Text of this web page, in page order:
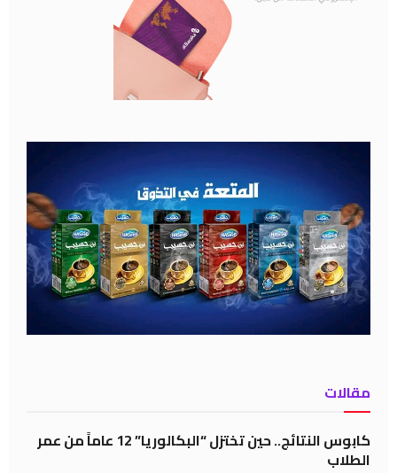
مقالات
كابوس النتائج.. حين تختزل “البكالوريا” 12 عاماً من عمر
الطلاب